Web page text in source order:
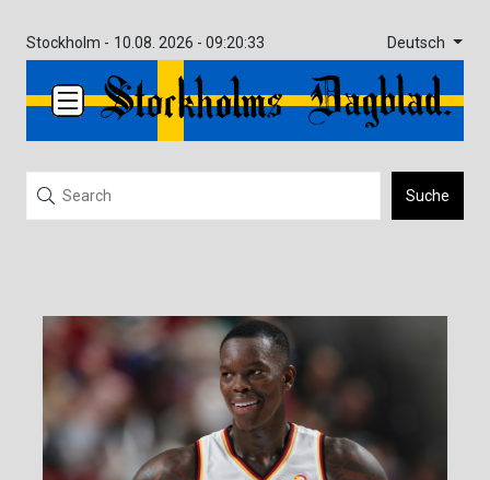
Stockholm - 10.08. 2026 - 09:20:33 Deutsch
Suche